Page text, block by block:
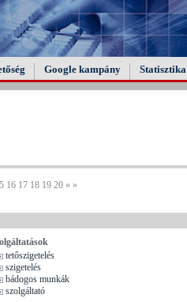
Google kampány Statisztika
16 17 18 19 20 » »
tetőszigetelés
szigetelés
bádogos munkák
szolgáltató